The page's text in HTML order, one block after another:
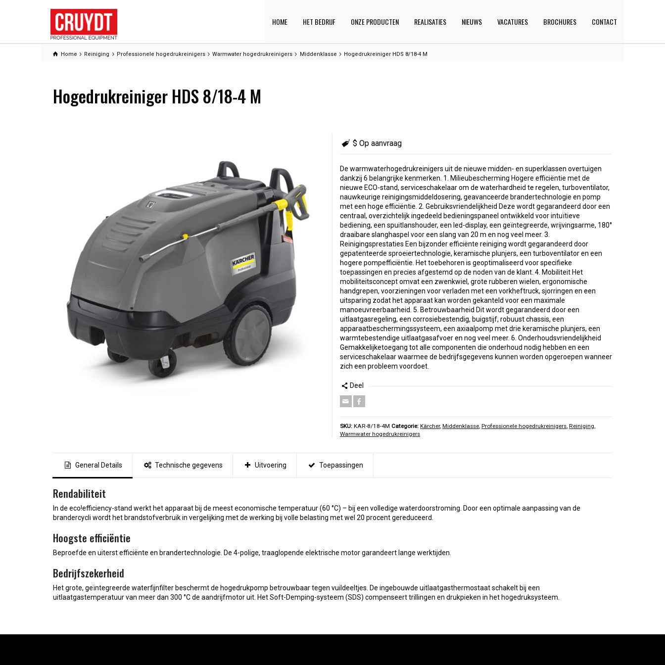
HOME HET BEDRIJF ONZE PRODUCTEN REALISATIES NIEUWS VACATURES BROCHURES CONTACT
Home Reiniging Professionele hogedrukreinigers Warmwater hogedrukreinigers Middenklasse Hogedrukreiniger HDS 8/18-4 M
Hogedrukreiniger HDS 8/18-4 M
$ Op aanvraag
De warmwaterhogedrukreinigers uit de nieuwe midden- en superklassen overtuigen
dankzij 6 belangrijke kenmerken. 1. Milieubescherming Hogere efficiëntie met de
nieuwe ECO-stand, serviceschakelaar om de waterhardheid te regelen, turboventilator,
nauwkeurige reinigingsmiddeldosering, geavanceerde brandertechnologie en pomp
met een hoge efficiëntie. 2. Gebruiksvriendelijkheid Deze wordt gegarandeerd door een
centraal, overzichtelijk ingedeeld bedieningspaneel ontwikkeld voor intuïtieve
bediening, een spuitlanshouder, een led-display, een geïntegreerde, wrijvingsarme, 180°
draaibare slanghaspel voor een slang van 20 m en nog veel meer. 3.
Reinigingsprestaties Een bijzonder efficiënte reiniging wordt gegarandeerd door
gepatenteerde sproeiertechnologie, keramische plunjers, een turboventilator en een
hogere pompefficiëntie. Het toebehoren is geoptimaliseerd voor specifieke
toepassingen en precies afgestemd op de noden van de klant. 4. Mobiliteit Het
mobiliteitsconcept omvat een zwenkwiel, grote rubberen wielen, ergonomische
handgrepen, voorzieningen voor verladen met een vorkheftruck, sjorringen en een
uitsparing zodat het apparaat kan worden gekanteld voor een maximale
manoeuvreerbaarheid. 5. Betrouwbaarheid Dit wordt gegarandeerd door een
uitlaatgasregeling, een corrosiebestendig, buigstijf, robuust chassis, een
apparaatbeschermingssysteem, een axiaalpomp met drie keramische plunjers, een
warmtebestendige uitlaatgasafvoer en nog veel meer. 6. Onderhoudsvriendelijkheid
Gemakkelijketoegang tot alle componenten die onderhoud nodig hebben en een
serviceschakelaar waarmee de bedrijfsgegevens kunnen worden opgeroepen wanneer
zich een probleem voordoet.
Deel
SKU: KAR-8/18-4M Categorie: Kärcher, Middenklasse, Professionele hogedrukreinigers, Reiniging,
Warmwater hogedrukreinigers
General Details Technische gegevens Uitvoering Toepassingen
Rendabiliteit
In de eco!efficiency-stand werkt het apparaat bij de meest economische temperatuur (60 °C) – bij een volledige waterdoorstroming. Door een optimale aanpassing van de
brandercycli wordt het brandstofverbruik in vergelijking met de werking bij volle belasting met wel 20 procent gereduceerd.
Hoogste efficiëntie
Beproefde en uiterst efficiënte en brandertechnologie. De 4-polige, traaglopende elektrische motor garandeert lange werktijden.
Bedrijfszekerheid
Het grote, geïntegreerde waterfijnfilter beschermt de hogedrukpomp betrouwbaar tegen vuildeeltjes. De ingebouwde uitlaatgasthermostaat schakelt bij een
uitlaatgastemperatuur van meer dan 300 °C de aandrijfmotor uit. Het Soft-Demping-systeem (SDS) compenseert trillingen en drukpieken in het hogedruksysteem.